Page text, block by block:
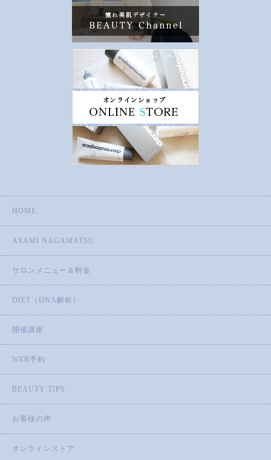
HOME
ASAMI NAGAMATSU
サロンメニュー＆料金
DIET（DNA解析）
開催講座
WEB予約
BEAUTY TIPS
お客様の声
オンラインストア